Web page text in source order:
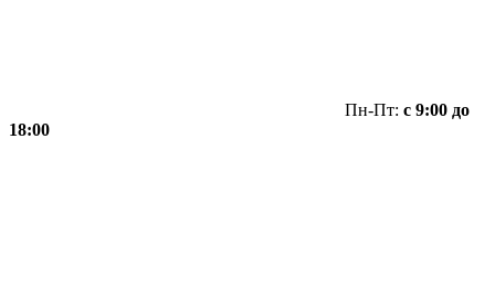
Пн-Пт: с 9:00 до
18:00